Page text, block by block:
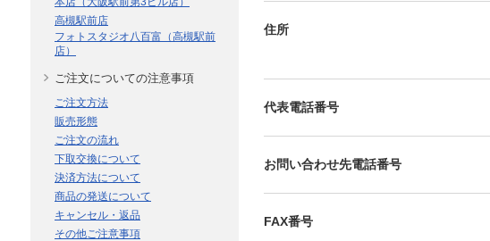
住所
代表電話番号
お問い合わせ先電話番号
FAX番号
高槻駅前店
フォトスタジオ八百富（高槻駅前
店）
ご注文についての注意事項
ご注文方法
販売形態
ご注文の流れ
下取交換について
決済方法について
商品の発送について
キャンセル・返品
その他ご注意事項